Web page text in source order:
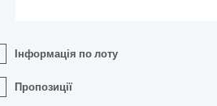
Інформація по лоту
Пропозиції